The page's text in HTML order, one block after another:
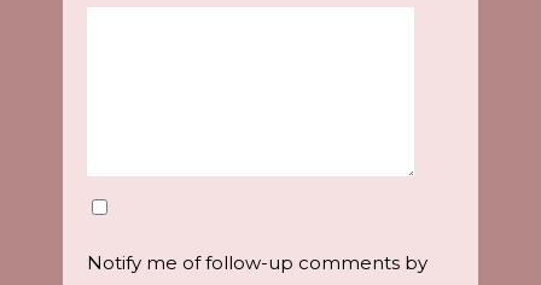
Notify me of follow-up comments by